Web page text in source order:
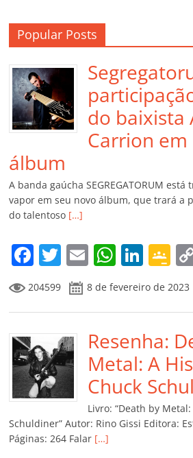
Popular Posts
do baixista
Carrion em
álbum
A banda gaúcha SEGREGATORUM
vapor em seu novo álbum, que trará a
do talentoso […]
F
a
c
e
b
o
o
k
T
w
itt
er
E
m
ai
l
W
at
s
A
p
p
Li
k
e
dI
n
G
o
o
gl
e
Cl
a
ss
ro
204599 8 de fevereiro de 2023
Resenha:
Metal: A
Chuck
Livro: “Death by
Schuldiner” Autor: Rino Gissi Editora:
Páginas: 264 Falar […]